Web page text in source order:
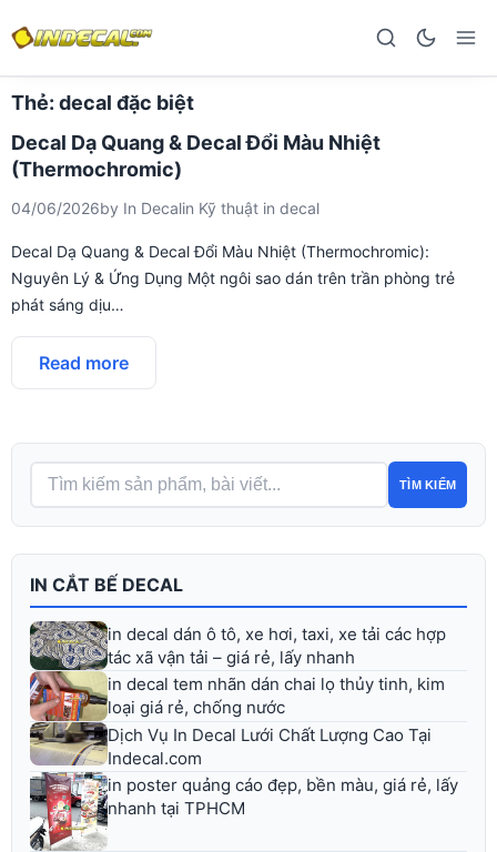
Thẻ: decal đặc biệt
Decal Dạ Quang & Decal Đổi Màu Nhiệt
(Thermochromic)
04/06/2026by In Decalin Kỹ thuật in decal
Decal Dạ Quang & Decal Đổi Màu Nhiệt (Thermochromic):
Nguyên Lý & Ứng Dụng Một ngôi sao dán trên trần phòng trẻ
phát sáng dịu…
Read more
TÌM KIẾM
IN CẮT BẾ DECAL
in decal dán ô tô, xe hơi, taxi, xe tải các hợp
tác xã vận tải – giá rẻ, lấy nhanh
in decal tem nhãn dán chai lọ thủy tinh, kim
loại giá rẻ, chống nước
Dịch Vụ In Decal Lưới Chất Lượng Cao Tại
Indecal.com
in poster quảng cáo đẹp, bền màu, giá rẻ, lấy
nhanh tại TPHCM